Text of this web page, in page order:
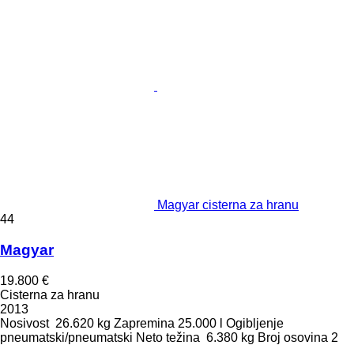
Magyar cisterna za hranu
44
Magyar
19.800 €
Cisterna za hranu
2013
Nosivost 26.620 kg Zapremina 25.000 l
Ogibljenje
pneumatski/pneumatski Neto težina 6.380 kg Broj osovina 2